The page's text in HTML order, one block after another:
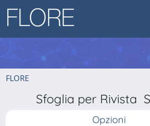
FLORE
Sfoglia per Rivista
Opzioni